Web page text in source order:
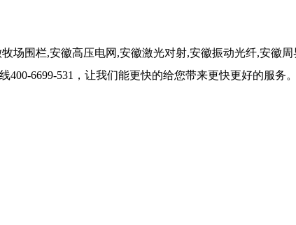
场围栏,安徽高压电网,安徽激光对射,安徽振动光纤,安徽周
6699-531，让我们能更快的给您带来更快更好的服务